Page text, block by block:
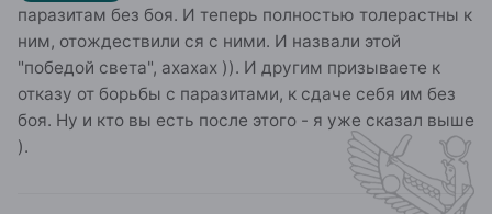
паразитам без боя. И теперь полностью толерастны к
ним, отождествили ся с ними. И назвали этой
"победой света", ахахах )). И другим призываете к
отказу от борьбы с паразитами, к сдаче себя им без
боя. Ну и кто вы есть после этого - я уже сказал выше
).